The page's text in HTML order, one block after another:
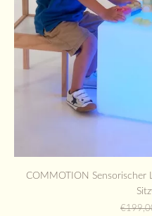
COMMOTION Sensorischer